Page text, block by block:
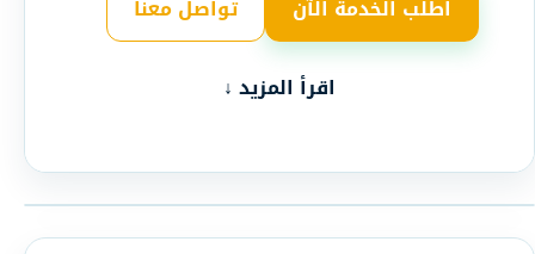
اطلب الخدمة الآن تواصل معنا
اقرأ المزيد ↓